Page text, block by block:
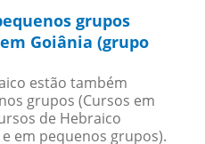
grupos
Goiânia (grupo
estão também
grupos (Cursos em
de Hebraico
em pequenos grupos).